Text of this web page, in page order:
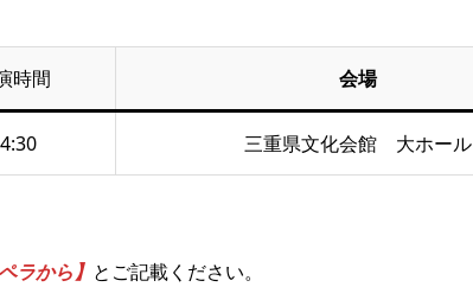
時間 会場
三重県文化会館 大ホール
ラから】 とご記載ください。